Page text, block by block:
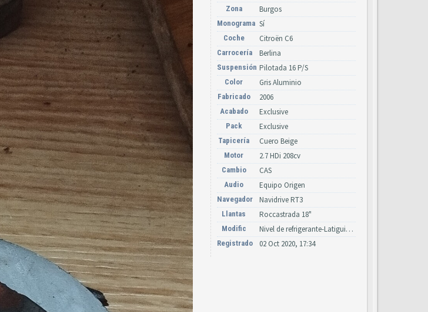
Zona Burgos
Monograma Sí
Coche Citroën C6
Carrocería Berlina
Suspensión Pilotada 16 P/S
Color Gris Aluminio
Fabricado 2006
Acabado Exclusive
Pack Exclusive
Tapicería Cuero Beige
Motor 2.7 HDi 208cv
Cambio CAS
Audio Equipo Origen
Navegador Navidrive RT3
Llantas Roccastrada 18"
Modific Nivel de refrigerante-Latiguillos suspensión y dirección, led FAP.
Registrado 02 Oct 2020, 17:34